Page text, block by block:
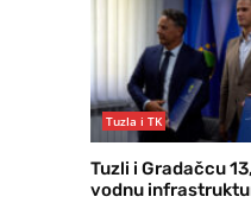
Tuzla i TK
Tuzli i Gradačcu
vodnu